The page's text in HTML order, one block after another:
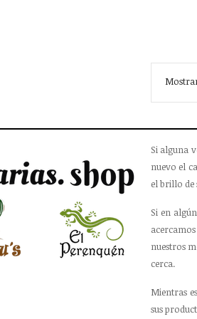
Si alguna
nuevo el
el brillo de
Si en
nuestros
cerca.
Mientras
sus